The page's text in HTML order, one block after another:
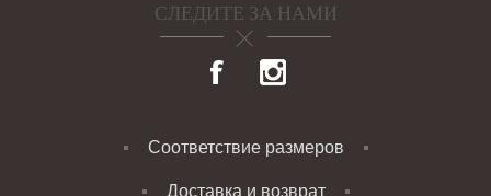
СЛЕДИТЕ ЗА НАМИ
Соответствие размеров
Доставка и возврат